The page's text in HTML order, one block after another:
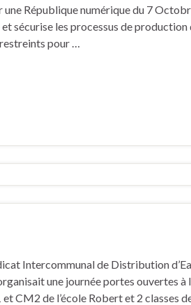
République numérique du 7
sécurise les processus de production
pour …
Intercommunal de Distribution
une journée portes ouvertes à
CM2 de l’école Robert et 2 classes